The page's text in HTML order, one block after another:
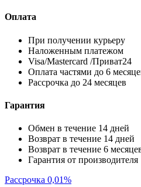
Оплата
При получении курьеру
Наложенным платежом
Visa/Mastercard /Приват24
Оплата частями до 6
Рассрочка до 24 месяцев
Гарантия
Обмен в течение 14 дней
Возврат в течение 14 дней
Возврат в течение 6
Гарантия от производителя
Рассрочка 0,01%